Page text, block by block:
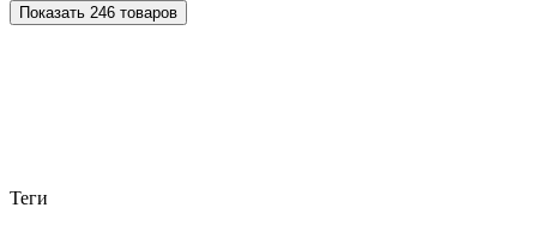
Показать 246 товаров
Теги